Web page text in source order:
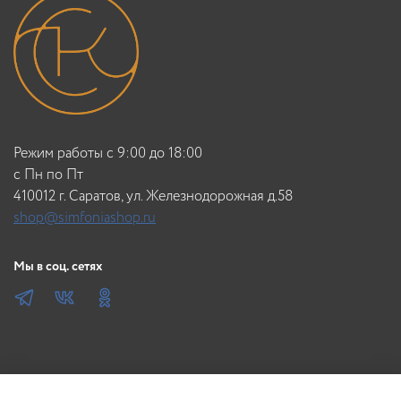
Режим работы с 9:00 до 18:00
c Пн по Пт
410012 г. Саратов, ул. Железнодорожная д.58
shop@simfoniashop.ru
Мы в соц. сетях